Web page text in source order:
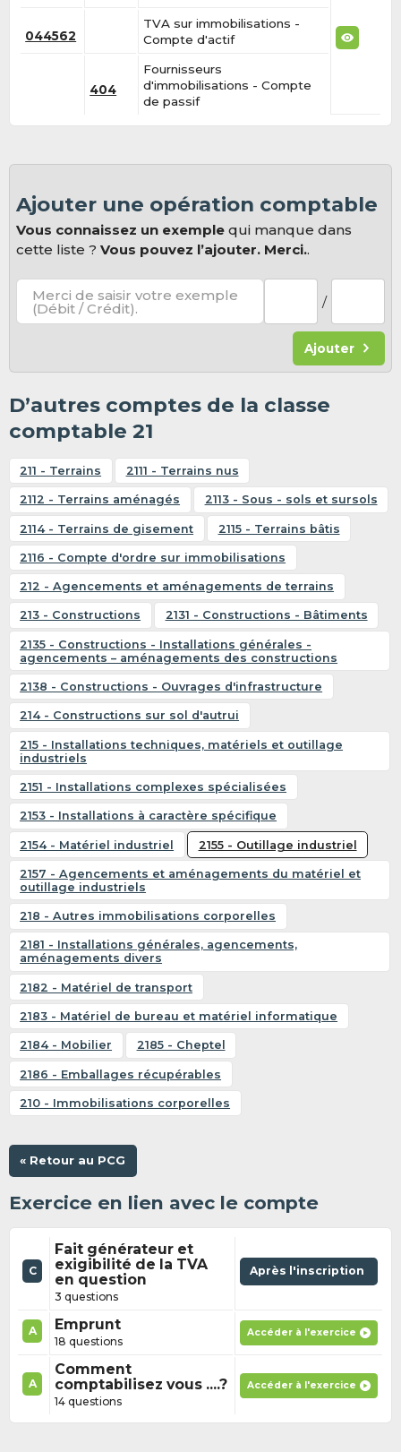
044562
TVA sur immobilisations -
Compte d'actif
404
Fournisseurs
d'immobilisations - Compte
de passif
Ajouter une opération comptable
Vous connaissez un exemple qui manque dans
cette liste ?Vous pouvez l’ajouter. Merci..
Merci de saisir votre exemple
(Débit / Crédit). /
Ajouter
D’autres comptes de la classe
comptable 21
211 - Terrains 2111 - Terrains nus
2112 - Terrains aménagés 2113 - Sous - sols et sursols
2114 - Terrains de gisement 2115 - Terrains bâtis
2116 - Compte d'ordre sur immobilisations
212 - Agencements et aménagements de terrains
213 - Constructions 2131 - Constructions - Bâtiments
2135 - Constructions - Installations générales -
agencements – aménagements des constructions
2138 - Constructions - Ouvrages d'infrastructure
214 - Constructions sur sol d'autrui
215 - Installations techniques, matériels et outillage
industriels
2151 - Installations complexes spécialisées
2153 - Installations à caractère spécifique
2154 - Matériel industriel 2155 - Outillage industriel
2157 - Agencements et aménagements du matériel et
outillage industriels
218 - Autres immobilisations corporelles
2181 - Installations générales, agencements,
aménagements divers
2182 - Matériel de transport
2183 - Matériel de bureau et matériel informatique
2184 - Mobilier 2185 - Cheptel
2186 - Emballages récupérables
210 - Immobilisations corporelles
« Retour au PCG
Exercice en lien avec le compte
C
Fait générateur et
exigibilité de la TVA
en question
3 questions
Après l'inscription
A Emprunt
18 questions
Accéder à l'exercice
A
Comment
comptabilisez vous ....?
14 questions
Accéder à l'exercice